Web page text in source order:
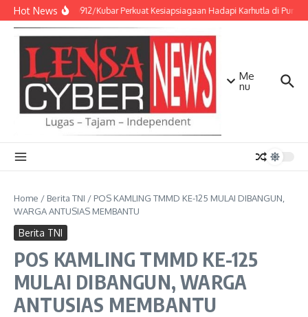
Lewati ke konten
Hot NewsKodim 0912/Kubar Perkuat Kesiapsiagaan Hadapi Karhutla di
Me
nu
Home / Berita TNI / POS KAMLING TMMD KE-125 MULAI DIBANGUN,
WARGA ANTUSIAS MEMBANTU
Berita TNI
POS KAMLING TMMD KE-125
MULAI DIBANGUN, WARGA
ANTUSIAS MEMBANTU